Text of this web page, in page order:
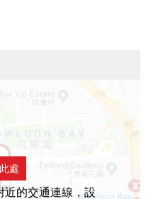
處
近的交通連線，設